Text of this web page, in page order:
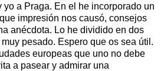
yo a Praga. En el he incorporado un
impresión nos causó, consejos
anécdota. Lo he dividido en dos
pesado. Espero que os sea útil.
europeas que uno no debe
a pasear y admirar una